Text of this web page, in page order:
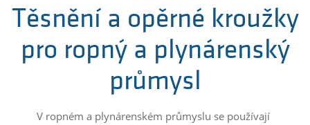
Těsnění a opěrné kroužky
pro ropný a plynárenský
průmysl
V ropném a plynárenském průmyslu se používají